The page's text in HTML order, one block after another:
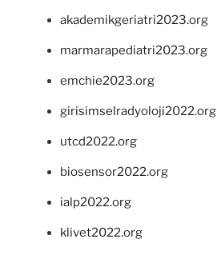
akademikgeriatri2023.org
marmarapediatri2023.org
emchie2023.org
girisimselradyoloji2022.org
utcd2022.org
biosensor2022.org
ialp2022.org
klivet2022.org